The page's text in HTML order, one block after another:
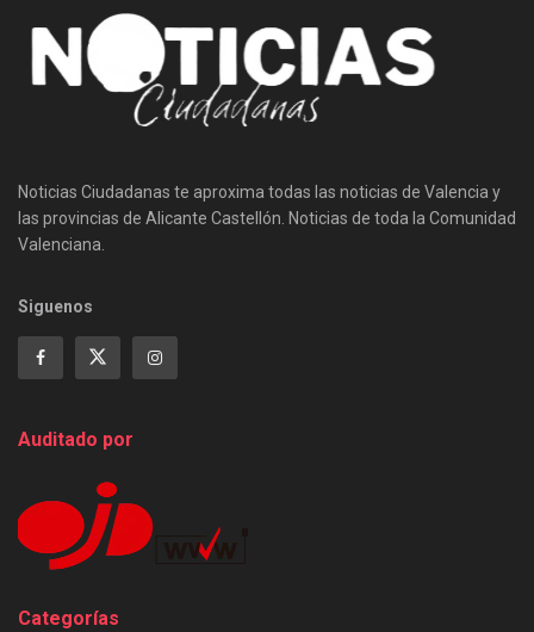
Noticias Ciudadanas te aproxima todas las noticias de Valencia y
las provincias de Alicante Castellón. Noticias de toda la Comunidad
Valenciana.
Siguenos
Auditado por
Categorías